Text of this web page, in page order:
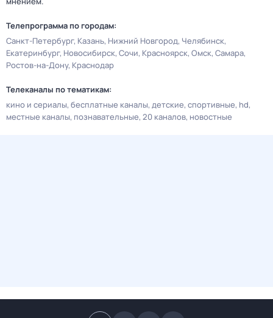
Телепрограмма по городам:
Санкт-Петербург Казань Нижний Новгород Челябинск
Екатеринбург Новосибирск Сочи Красноярск Омск Самара
Ростов-на-Дону Краснодар
Телеканалы по тематикам:
кино и сериалы бесплатные каналы детские спортивные hd
местные каналы познавательные 20 каналов новостные